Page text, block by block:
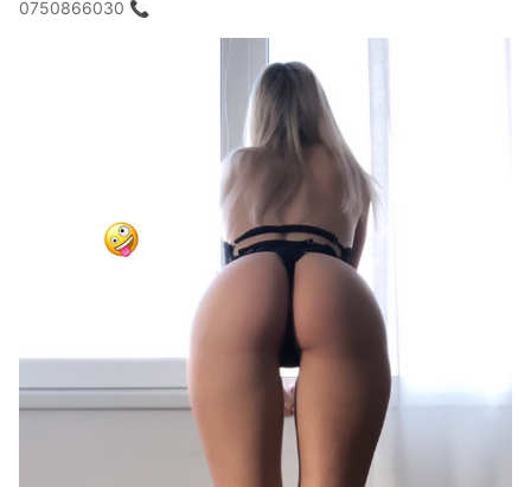
0750866030 📞